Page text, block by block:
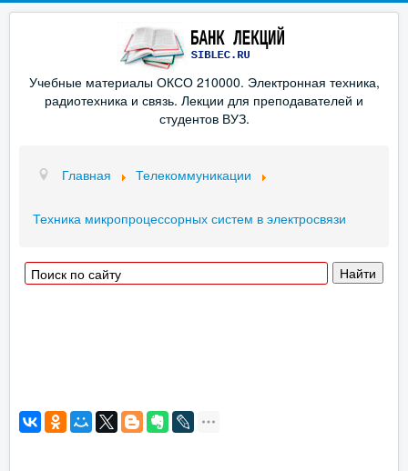
Учебные материалы ОКСО 210000. Электронная техника,
радиотехника и связь. Лекции для преподавателей и
студентов ВУЗ.
Главная Телекоммуникации
Техника микропроцессорных систем в электросвязи